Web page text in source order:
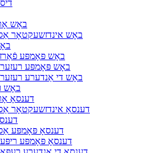
באָש
באָש אינדזשעקטאָר
באָש פּאָמפּע
באָש פּאָמפּע
באָש די אַנדערע
באָש
דענסאָ
דענסאָ אינדזשעקטאָר
דענסאָ פּאָמפּע
דענסאָ פּאָמפּע